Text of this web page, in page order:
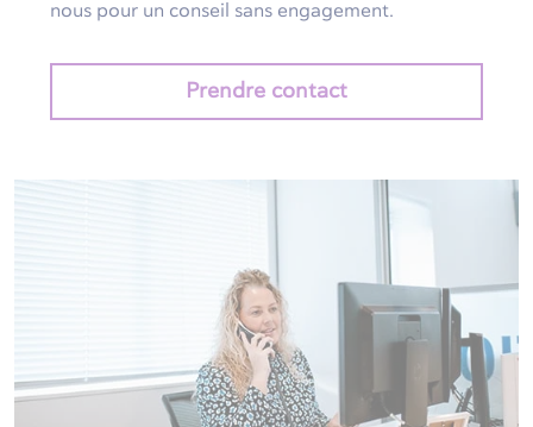
nous pour un conseil sans engagement.
Prendre contact